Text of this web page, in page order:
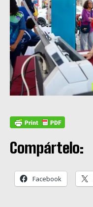
Compártelo:
Facebook